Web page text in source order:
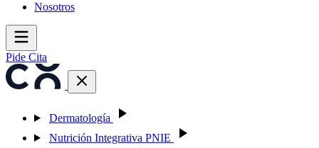
Nosotros
Pide Cita
Dermatología
Nutrición Integrativa PNIE